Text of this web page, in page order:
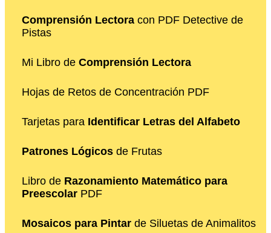
Comprensión Lectora con PDF Detective de
Pistas
Mi Libro de Comprensión Lectora
Hojas de Retos de Concentración PDF
Tarjetas para Identificar Letras del Alfabeto
Patrones Lógicos de Frutas
Libro de Razonamiento Matemático para
Preescolar PDF
Mosaicos para Pintar de Siluetas de Animalitos